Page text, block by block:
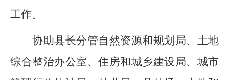
工作。
协助县长分管自然资源和规划局、 土地
综合整治办公室、 住房和城乡建设局、 城市